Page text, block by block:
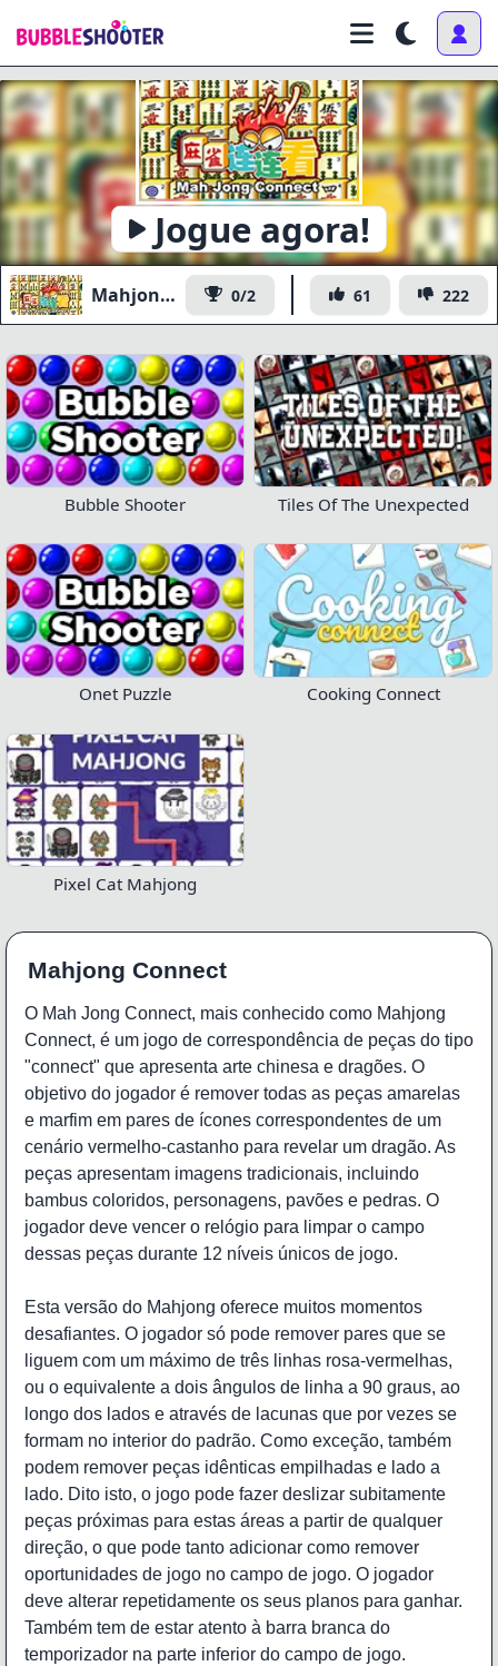
Jogue agora!
Mahjong Connect 0/2 61 222
Bubble Shooter Tiles Of The Unexpected
Onet Puzzle Cooking Connect
Pixel Cat Mahjong
Mahjong Connect
O Mah Jong Connect, mais conhecido como Mahjong
Connect, é um jogo de correspondência de peças do tipo
"connect" que apresenta arte chinesa e dragões. O
objetivo do jogador é remover todas as peças amarelas
e marfim em pares de ícones correspondentes de um
cenário vermelho-castanho para revelar um dragão. As
peças apresentam imagens tradicionais, incluindo
bambus coloridos, personagens, pavões e pedras. O
jogador deve vencer o relógio para limpar o campo
dessas peças durante 12 níveis únicos de jogo.
Esta versão do Mahjong oferece muitos momentos
desafiantes. O jogador só pode remover pares que se
liguem com um máximo de três linhas rosa-vermelhas,
ou o equivalente a dois ângulos de linha a 90 graus, ao
longo dos lados e através de lacunas que por vezes se
formam no interior do padrão. Como exceção, também
podem remover peças idênticas empilhadas e lado a
lado. Dito isto, o jogo pode fazer deslizar subitamente
peças próximas para estas áreas a partir de qualquer
direção, o que pode tanto adicionar como remover
oportunidades de jogo no campo de jogo. O jogador
deve alterar repetidamente os seus planos para ganhar.
Também tem de estar atento à barra branca do
temporizador na parte inferior do campo de jogo.